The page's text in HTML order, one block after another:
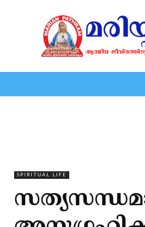
SPIRITUAL LIFE